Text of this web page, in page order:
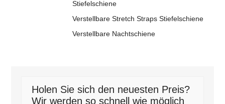
Stiefelschiene
Verstellbare Stretch Straps Stiefelschiene
Verstellbare Nachtschiene
Holen Sie sich den neuesten Preis?
Wir werden so schnell wie möglich